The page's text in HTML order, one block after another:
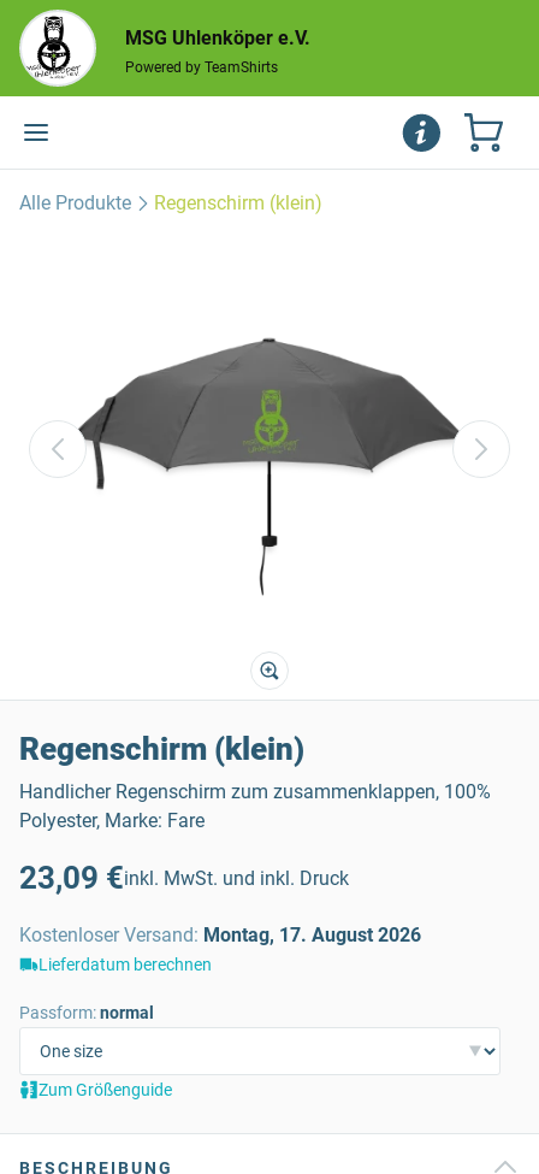
MSG Uhlenköper e.V.
Powered by TeamShirts
Alle Produkte Regenschirm (klein)
Regenschirm (klein)
Handlicher Regenschirm zum zusammenklappen, 100%
Polyester, Marke: Fare
23,09 €inkl. MwSt. und inkl. Druck
Kostenloser Versand: Montag, 17. August 2026
Lieferdatum berechnen
Passform:normal
Zum Größenguide
BESCHREIBUNG